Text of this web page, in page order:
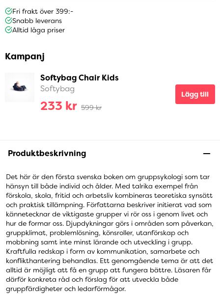
Fri frakt över 399:-
Snabb leverans
Alltid låga priser
Kampanj
Softybag Chair Kids
Softybag
233 kr 599 kr
Lägg till
Produktbeskrivning
Det här är den första svenska boken om gruppsykologi som tar
hänsyn till både individ och ålder. Med talrika exempel från
förskola, skola, fritid och arbetsliv kombineras teoretiska synsätt
och praktisk tillämpning. Författarna beskriver initierat vad som
kännetecknar de viktigaste grupper vi rör oss i genom livet och
hur de formar oss. Djupdykningar görs i områden som påverkan,
gruppklimat, problemlösning, könsroller, utanförskap och
mobbning samt inte minst lärande och utveckling i grupp.
Kraftfulla redskap i form av kommunikation, samarbete och
konflikthantering behandlas. Ett genomgående tema är att det
alltid är möjligt att få en grupp att fungera bättre. Läsaren får
därför konkreta råd och förslag för att utveckla både
gruppfärdigheter och ledarförmågor.